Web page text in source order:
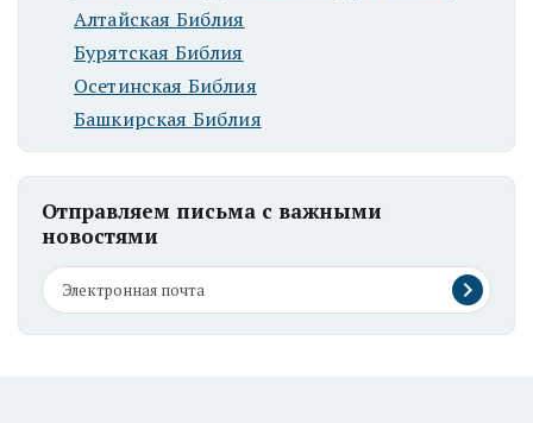
Алтайская Библия
Бурятская Библия
Осетинская Библия
Башкирская Библия
Отправляем письма с важными
новостями